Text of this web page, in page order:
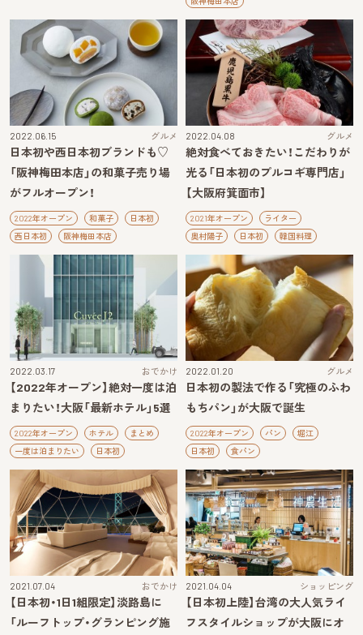
2022.06.15 グルメ
日本初や西日本初ブランドも♡
「阪神梅田本店」の和菓子売り場
がフルオープン！
2022年オープン 和菓子
日本初
西日本初
阪神梅田本店
2022.04.08 グルメ
絶対食べておきたい！こだわりが
光る「日本初のプルコギ専門店」
【大阪府箕面市】
2021年オープン
ライター
奥村陽子
日本初 韓国料理
2022.03.17 おでかけ
【2022年オープン】絶対一度は泊
まりたい！大阪「最新ホテル」5選
2022年オープン ホテル
まとめ
一度は泊まりたい
日本初
2022.01.20 グルメ
日本初の製法で作る「究極のふわ
もちパン」が大阪で誕生
2022年オープン パン
堀江
日本初
食パン
2021.07.04 おでかけ
【日本初・1日1組限定】淡路島に
「ルーフトップ・グランピング施
2021.04.04 ショッピング
【日本初上陸】台湾の大人気ライ
フスタイルショップが大阪にオ